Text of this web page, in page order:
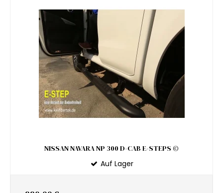
NISSAN NAVARA NP 300 D-CAB E-STEPS ©
Auf Lager